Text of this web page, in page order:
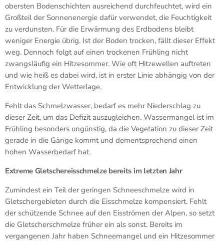
obersten Bodenschichten ausreichend durchfeuchtet, wird ein
Großteil der Sonnenenergie dafür verwendet, die Feuchtigkeit
zu verdunsten. Für die Erwärmung des Erdbodens bleibt
weniger Energie übrig. Ist der Boden trocken, fällt dieser Effekt
weg. Dennoch folgt auf einen trockenen Frühling nicht
zwangsläufig ein Hitzesommer. Wie oft Hitzewellen auftreten
und wie heiß es dabei wird, ist in erster Linie abhängig von der
Entwicklung der Wetterlage.
Fehlt das Schmelzwasser, bedarf es mehr Niederschlag zu
dieser Zeit, um das Defizit auszugleichen. Wassermangel ist im
Frühling besonders ungünstig, da die Vegetation zu dieser Zeit
gerade in die Gänge kommt und dementsprechend einen
hohen Wasserbedarf hat.
Extreme Gletschereisschmelze bereits im letzten Jahr
Zumindest ein Teil der geringen Schneeschmelze wird in
Gletschergebieten durch die Eisschmelze kompensiert. Fehlt
der schützende Schnee auf den Eisströmen der Alpen, so setzt
die Gletscherschmelze früher ein als sonst. Bereits im
vergangenen Jahr haben Schneemangel und ein Hitzesommer